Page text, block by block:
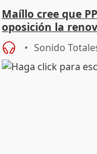
Maíllo cree que
oposición la
Defensor
Sonido